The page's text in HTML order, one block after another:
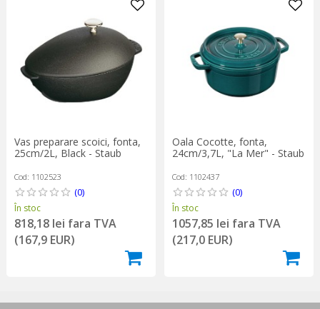
Vas preparare scoici, fonta,
25cm/2L, Black - Staub
Cod: 1102523
(0)
În stoc
818,18 lei fara TVA
(167,9 EUR)
Oala Cocotte, fonta,
24cm/3,7L, "La Mer" - Staub
Cod: 1102437
(0)
În stoc
1057,85 lei fara TVA
(217,0 EUR)